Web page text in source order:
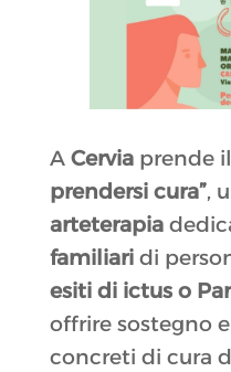
A Cerviaprende
prendersi cura”,
arteterapia
familiaridi
esiti di ictus o
offrire sostegno
concreti di cura